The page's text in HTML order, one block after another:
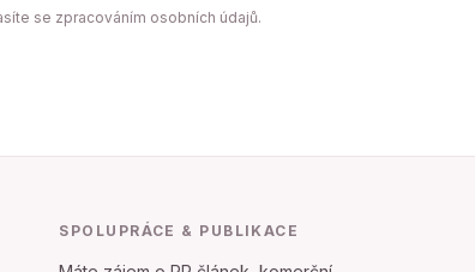
se zpracováním osobních údajů.
SPOLUPRÁCE & PUBLIKACE